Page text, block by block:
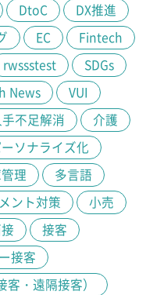
DtoC
DX推進
EC
Fintech
rwssstest
SDGs
News
VUI
手不足解消
介護
ソナライズ化
理
多言語
ント対策
小売
接客
接客
・遠隔接客）